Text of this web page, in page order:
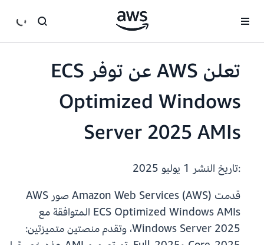
تعلن AWS عن توفر ECS
Optimized Windows
Server 2025 AMIs
:تاريخ النشر
قدمت Amazon Web Services (AWS) صور AWS
ECS Optimized Windows AMIs المتوافقة مع
Windows Server 2025، وتقدم منصتين متميزتين: